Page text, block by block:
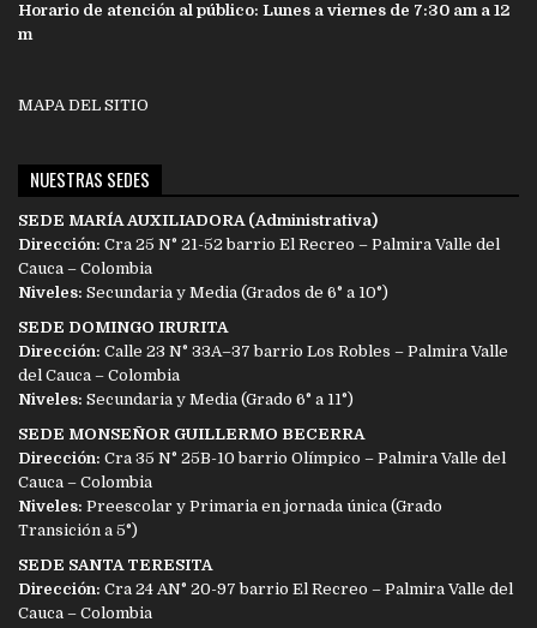
Horario de atención al público: Lunes a viernes de 7:30 am a 12
m
MAPA DEL SITIO
NUESTRAS SEDES
SEDE MARÍA AUXILIADORA (Administrativa)
Dirección: Cra 25 N° 21-52 barrio El Recreo – Palmira Valle del
Cauca – Colombia
Niveles: Secundaria y Media (Grados de 6° a 10°)
SEDE DOMINGO IRURITA
Dirección: Calle 23 N° 33A–37 barrio Los Robles – Palmira Valle
del Cauca – Colombia
Niveles: Secundaria y Media (Grado 6° a 11°)
SEDE MONSEÑOR GUILLERMO BECERRA
Dirección: Cra 35 N° 25B-10 barrio Olímpico – Palmira Valle del
Cauca – Colombia
Niveles: Preescolar y Primaria en jornada única (Grado
Transición a 5°)
SEDE SANTA TERESITA
Dirección: Cra 24 AN° 20-97 barrio El Recreo – Palmira Valle del
Cauca – Colombia